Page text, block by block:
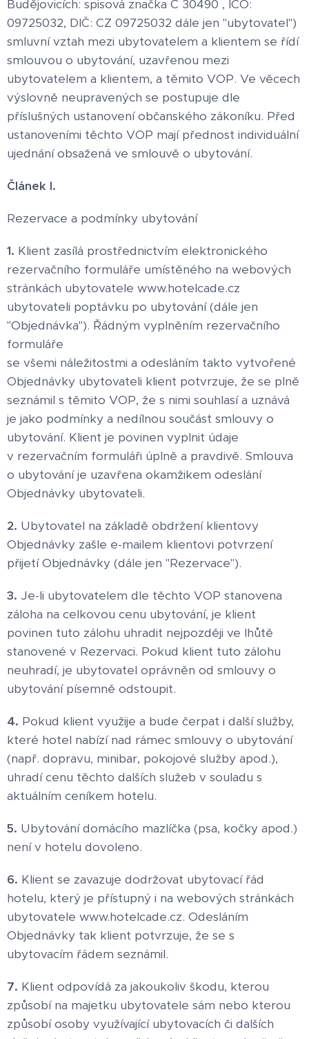
Budějovicích: spisová značka C 30490 , IČO:
09725032, DIČ: CZ 09725032 dále jen "ubytovatel")
smluvní vztah mezi ubytovatelem a klientem se řídí
smlouvou o ubytování, uzavřenou mezi
ubytovatelem a klientem, a těmito VOP. Ve věcech
výslovně neupravených se postupuje dle
příslušných ustanovení občanského zákoníku. Před
ustanoveními těchto VOP mají přednost individuální
ujednání obsažená ve smlouvě o ubytování.
Článek I.
Rezervace a podmínky ubytování
1. Klient zasílá prostřednictvím elektronického
rezervačního formuláře umístěného na webových
stránkách ubytovatele www.hotelcade.cz
ubytovateli poptávku po ubytování (dále jen
"Objednávka"). Řádným vyplněním rezervačního
formuláře
se všemi náležitostmi a odesláním takto vytvořené
Objednávky ubytovateli klient potvrzuje, že se plně
seznámil s těmito VOP, že s nimi souhlasí a uznává
je jako podmínky a nedílnou součást smlouvy o
ubytování. Klient je povinen vyplnit údaje
v rezervačním formuláři úplně a pravdivě. Smlouva
o ubytování je uzavřena okamžikem odeslání
Objednávky ubytovateli.
2. Ubytovatel na základě obdržení klientovy
Objednávky zašle e-mailem klientovi potvrzení
přijetí Objednávky (dále jen "Rezervace").
3. Je-li ubytovatelem dle těchto VOP stanovena
záloha na celkovou cenu ubytování, je klient
povinen tuto zálohu uhradit nejpozději ve lhůtě
stanovené v Rezervaci. Pokud klient tuto zálohu
neuhradí, je ubytovatel oprávněn od smlouvy o
ubytování písemně odstoupit.
4. Pokud klient využije a bude čerpat i další služby,
které hotel nabízí nad rámec smlouvy o ubytování
(např. dopravu, minibar, pokojové služby apod.),
uhradí cenu těchto dalších služeb v souladu s
aktuálním ceníkem hotelu.
5. Ubytování domácího mazlíčka (psa, kočky apod.)
není v hotelu dovoleno.
6. Klient se zavazuje dodržovat ubytovací řád
hotelu, který je přístupný i na webových stránkách
ubytovatele www.hotelcade.cz. Odesláním
Objednávky tak klient potvrzuje, že se s
ubytovacím řádem seznámil.
7. Klient odpovídá za jakoukoliv škodu, kterou
způsobí na majetku ubytovatele sám nebo kterou
způsobí osoby využívající ubytovacích či dalších